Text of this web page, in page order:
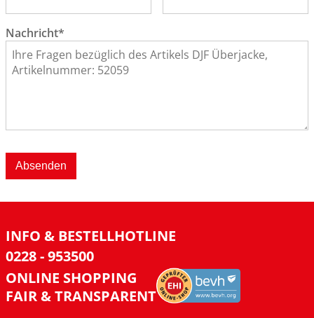
Nachricht*
Absenden
INFO & BESTELLHOTLINE
0228 - 953500
ONLINE SHOPPING
FAIR & TRANSPARENT